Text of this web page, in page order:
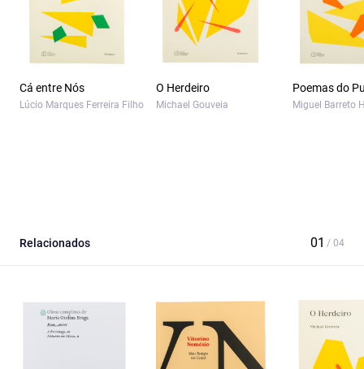
Cá entre Nós
Lúcio Marques Ferreira Filho
O Herdeiro
Michael Gouveia
Poemas do
Miguel Barreto
Relacionados